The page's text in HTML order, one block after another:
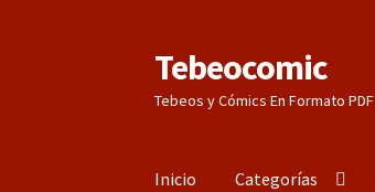
Ir
a
la
Ir
al
contenido
Tebeocomic
Tebeos y Cómics En Formato PDF
Inicio Categorías